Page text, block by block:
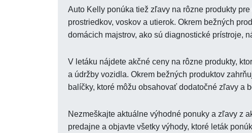
Auto Kelly ponúka tiež zľavy na rôzne produkty
prostriedkov, voskov a utierok. Okrem bežných
domácich majstrov, ako sú diagnostické prístroje,
V letáku nájdete akčné ceny na rôzne produkty,
a údržby vozidla. Okrem bežných produktov
balíčky, ktoré môžu obsahovať dodatočné zľavy a
Nezmeškajte aktuálne výhodné ponuky a zľavy z
predajne a objavte všetky výhody, ktoré leták